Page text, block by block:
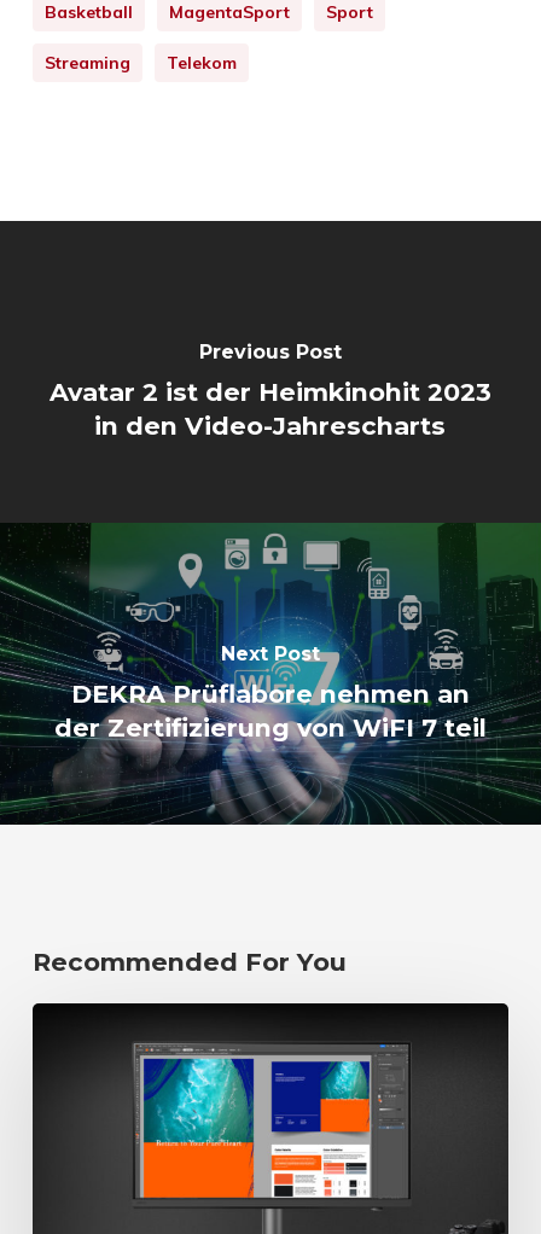
Basketball MagentaSport Sport
Streaming Telekom
Previous Post
Avatar 2 ist der Heimkinohit 2023
in den Video-Jahrescharts
Next Post
DEKRA Prüflabore nehmen an
der Zertifizierung von WiFI 7 teil
Recommended For You